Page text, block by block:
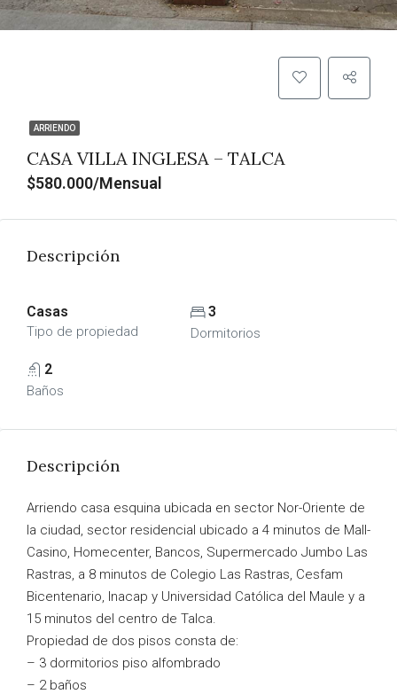
ARRIENDO
CASA VILLA INGLESA – TALCA
$580.000/Mensual
Descripción
Casas
Tipo de propiedad
3
Dormitorios
2
Baños
Descripción
Arriendo casa esquina ubicada en sector Nor-Oriente de
la ciudad, sector residencial ubicado a 4 minutos de Mall-
Casino, Homecenter, Bancos, Supermercado Jumbo Las
Rastras, a 8 minutos de Colegio Las Rastras, Cesfam
Bicentenario, Inacap y Universidad Católica del Maule y a
15 minutos del centro de Talca.
Propiedad de dos pisos consta de:
– 3 dormitorios piso alfombrado
– 2 baños